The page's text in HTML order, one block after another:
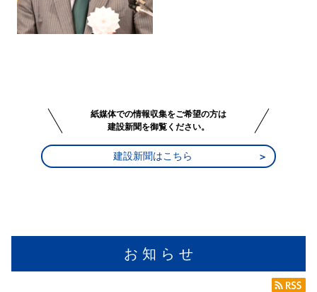
お 知 ら せ
紙媒体での情報収集をご希望の方は
建設新聞を御覧ください。
建設新聞はこちら